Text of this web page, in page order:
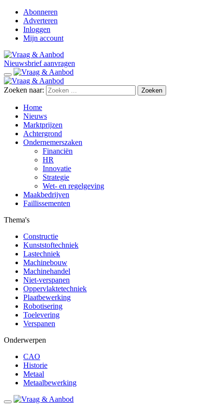
Abonneren
Adverteren
Inloggen
Mijn account
Nieuwsbrief aanvragen
Zoeken naar:
Home
Nieuws
Marktprijzen
Achtergrond
Ondernemerszaken
Financiën
HR
Innovatie
Strategie
Wet- en regelgeving
Maakbedrijven
Faillissementen
Thema's
Constructie
Kunststoftechniek
Lastechniek
Machinebouw
Machinehandel
Niet-verspanen
Oppervlaktetechniek
Plaatbewerking
Robotisering
Toelevering
Verspanen
Onderwerpen
CAO
Historie
Metaal
Metaalbewerking